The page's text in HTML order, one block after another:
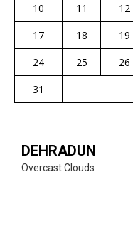
10
11 12
17
18 19
24
25 26
31
DEHRADUN
Overcast Clouds